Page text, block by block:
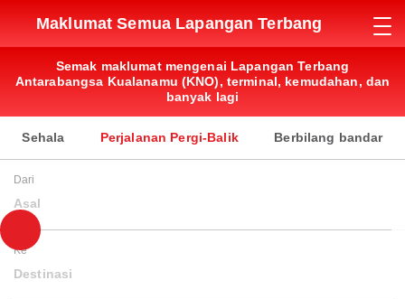
Maklumat Semua Lapangan Terbang
Semak maklumat mengenai Lapangan Terbang
Antarabangsa Kualanamu (KNO), terminal, kemudahan, dan
banyak lagi
Sehala Perjalanan Pergi-Balik Berbilang bandar
Dari
Asal
Ke
Destinasi